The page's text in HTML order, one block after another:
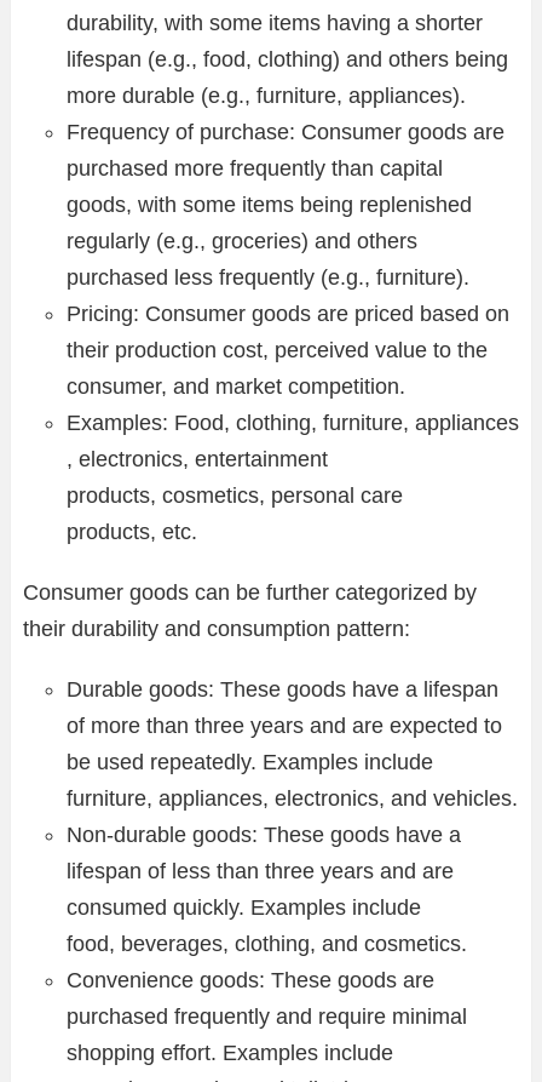
durability, with some items having a shorter
lifespan (e.g., food, clothing) and others being
more durable (e.g., furniture, appliances).
Frequency of purchase: Consumer goods are
purchased more frequently than capital
goods, with some items being replenished
regularly (e.g., groceries) and others
purchased less frequently (e.g., furniture).
Pricing: Consumer goods are priced based on
their production cost, perceived value to the
consumer, and market competition.
Examples: Food, clothing, furniture, appliances
, electronics, entertainment
products, cosmetics, personal care
products, etc.
Consumer goods can be further categorized by
their durability and consumption pattern:
Durable goods: These goods have a lifespan
of more than three years and are expected to
be used repeatedly. Examples include
furniture, appliances, electronics, and vehicles.
Non-durable goods: These goods have a
lifespan of less than three years and are
consumed quickly. Examples include
food, beverages, clothing, and cosmetics.
Convenience goods: These goods are
purchased frequently and require minimal
shopping effort. Examples include